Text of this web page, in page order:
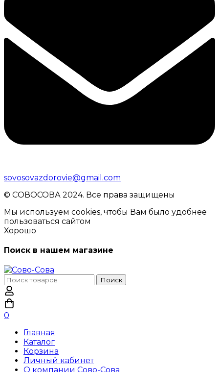
sovosovazdorovie@gmail.com
© CОВОСОВА 2024. Все права защищены
Мы используем cookies, чтобы Вам было удобнее
пользоваться сайтом
Хорошо
Поиск в нашем магазине
Поиск
по:
Поиск
0
Главная
Каталог
Корзина
Личный кабинет
О компании Сово-Сова